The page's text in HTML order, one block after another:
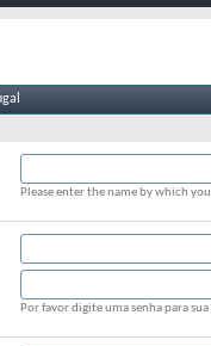
Please enter the name by which
Por favor digite uma senha para